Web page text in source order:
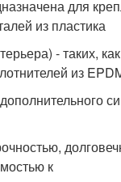
для
из пластика
- таких,
из
к